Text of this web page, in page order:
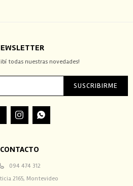
CONTACTO
094 474 312
2165, Montevideo
todas nuestras novedades!
SUSCRIBIRME
 